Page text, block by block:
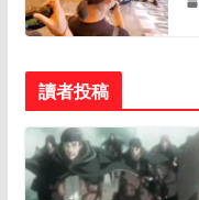
讀者投稿